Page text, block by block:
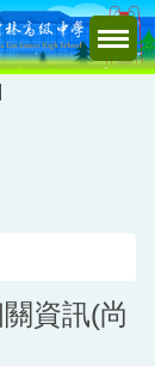
資訊(尚